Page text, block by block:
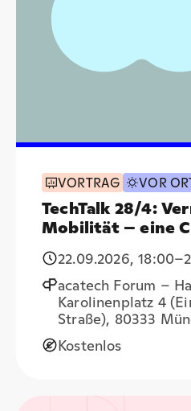
VORTRAG VOR
TechTalk 28/4:
Mobilität – eine
Region?
22.09.2026,18:00
acatech Forum –
Karolinenplatz 4
Straße), 80333
Kostenlos